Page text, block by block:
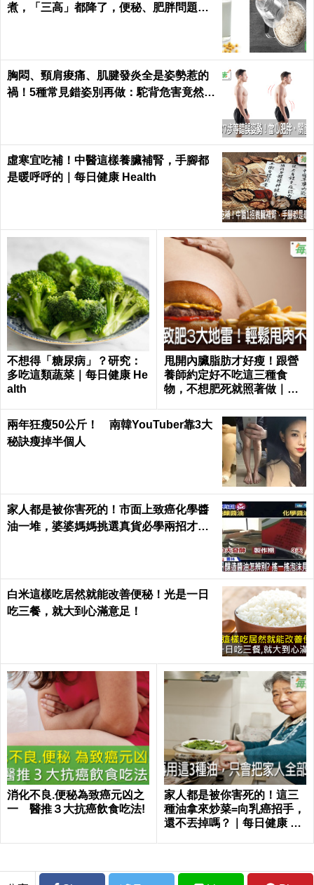
煮，「三高」都降了，便秘、肥胖問題也
胸悶、頸肩痠痛、肌腱發炎全是姿勢惹的
禍！5種常見錯姿別再做：駝背危害竟然這
虛寒宜吃補！中醫這樣養臟補腎，手腳都
是暖呼呼的｜每日健康 Health
不想得「糖尿病」？研究：
多吃這類蔬菜｜每日健康 He
alth
甩開內臟脂肪才好瘦！跟營
養師約定好不吃這三種食
物，不想肥死就照著做｜每
兩年狂瘦50公斤！ 南韓YouTuber靠3大
秘訣瘦掉半個人
家人都是被你害死的！市面上致癌化學醬
油一堆，婆婆媽媽挑選真貨必學兩招才吃
白米這樣吃居然就能改善便秘！光是一日
吃三餐，就大到心滿意足！
消化不良.便秘為致癌元凶之
一 醫推３大抗癌飲食吃法!
家人都是被你害死的！這三
種油拿來炒菜=向乳癌招手，
還不丟掉嗎？｜每日健康 He